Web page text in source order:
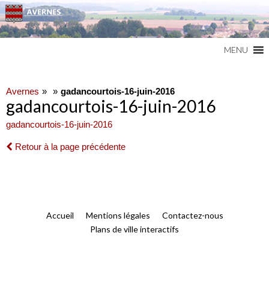
MENU
Avernes gadancourtois-16-juin-2016
gadancourtois-16-juin-2016
gadancourtois-16-juin-2016
Retour à la page précédente
Accueil Mentions légales
Contactez-nous
Plans de ville interactifs